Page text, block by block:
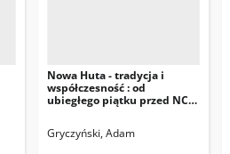
Nowa Huta - tradycja i
współczesność : od
ubiegłego piątku przed NCK
Gryczyński, Adam